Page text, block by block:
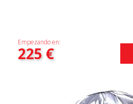
Empezando en:
225€